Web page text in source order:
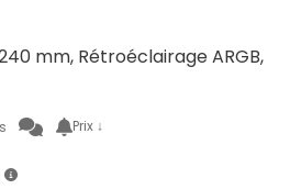
mm, Rétroéclairage ARGB,
Prix ↓